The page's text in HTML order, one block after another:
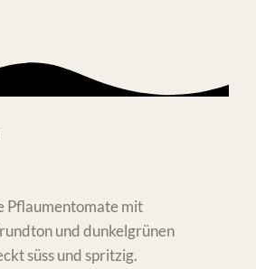
Pflaumentomate mit
und dunkelgrünen
süss und spritzig.